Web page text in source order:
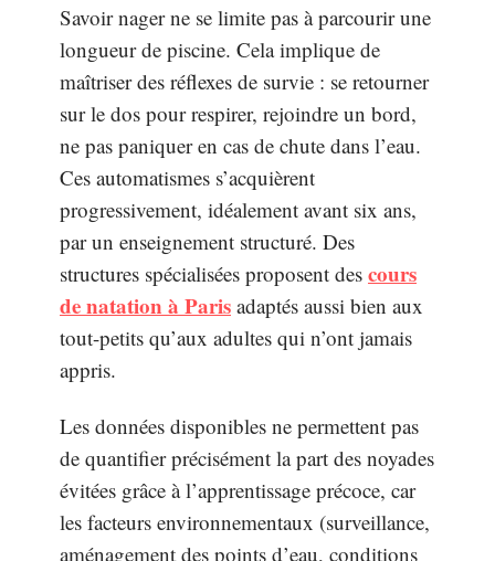
Savoir nager ne se limite pas à parcourir une
longueur de piscine. Cela implique de
maîtriser des réflexes de survie : se retourner
sur le dos pour respirer, rejoindre un bord,
ne pas paniquer en cas de chute dans l’eau.
Ces automatismes s’acquièrent
progressivement, idéalement avant six ans,
par un enseignement structuré. Des
structures spécialisées proposent des cours
de natation à Paris adaptés aussi bien aux
tout-petits qu’aux adultes qui n’ont jamais
appris.
Les données disponibles ne permettent pas
de quantifier précisément la part des noyades
évitées grâce à l’apprentissage précoce, car
les facteurs environnementaux (surveillance,
aménagement des points d’eau, conditions